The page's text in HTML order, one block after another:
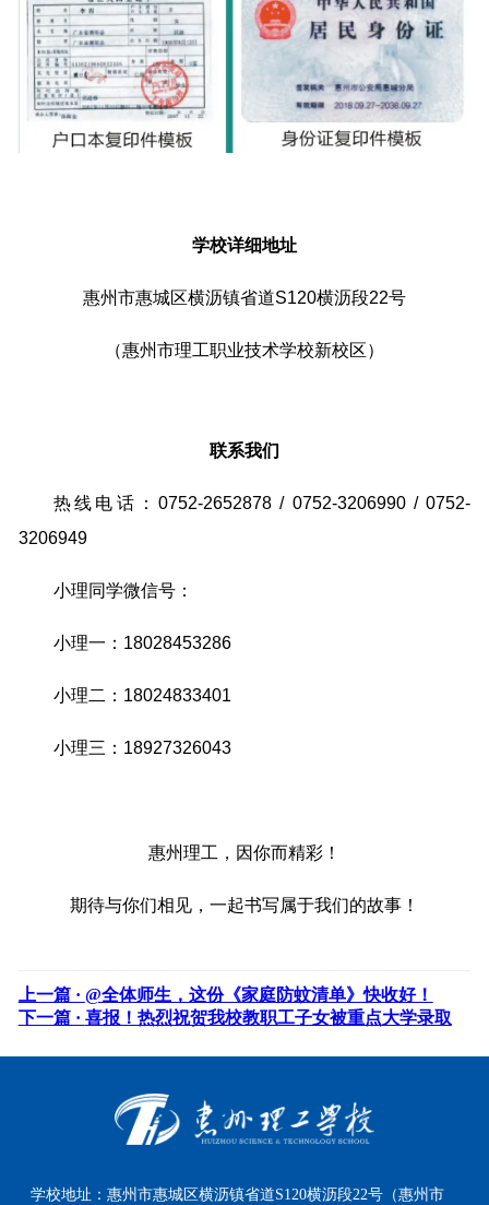
学校详细地址
惠州市惠城区横沥镇省道S120横沥段22号
（惠州市理工职业技术学校新校区）
联系我们
热线电话：0752-2652878 / 0752-3206990 / 0752-
3206949
小理同学微信号：
小理一：18028453286
小理二：18024833401
小理三：18927326043
惠州理工，因你而精彩！
期待与你们相见，一起书写属于我们的故事！
上一篇 · @全体师生，这份《家庭防蚊清单》快收好！
下一篇 · 喜报！热烈祝贺我校教职工子女被重点大学录取
学校地址：惠州市惠城区横沥镇省道S120横沥段22号（惠州市